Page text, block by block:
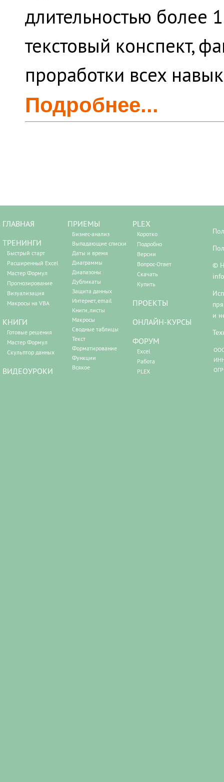
длительностью более
текстовый конспект,
проработки всех
Подробнее...
ГЛАВНАЯ
ТРЕНИНГИ
Быстрый старт
Расширенный Excel
Мастер Формул
Прогнозирование
Визуализация
Макросы на VBA
КНИГИ
Готовые решения
Мастер Формул
Скульптор данных
ВИДЕОУРОКИ
ПРИЕМЫ
Бизнес-анализ
Выпадающие списки
Даты и время
Диаграммы
Диапазоны
Дубликаты
Защита данных
Интернет, email
Книги, листы
Макросы
Сводные таблицы
Текст
Форматирование
Функции
Всякое
PLEX
Коротко
Подробно
Версии
Вопрос-Ответ
Скачать
Купить
ПРОЕКТЫ
ОНЛАЙН-КУРСЫ
ФОРУМ
Excel
Работа
PLEX
©
и